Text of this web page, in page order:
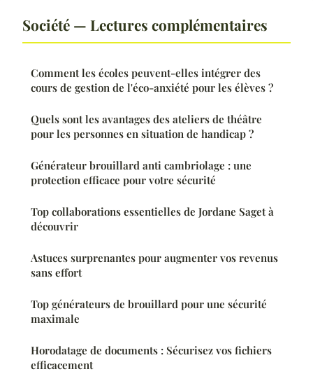
Société — Lectures complémentaires
Comment les écoles peuvent-elles intégrer des
cours de gestion de l'éco-anxiété pour les élèves ?
Quels sont les avantages des ateliers de théâtre
pour les personnes en situation de handicap ?
Générateur brouillard anti cambriolage : une
protection efficace pour votre sécurité
Top collaborations essentielles de Jordane Saget à
découvrir
Astuces surprenantes pour augmenter vos revenus
sans effort
Top générateurs de brouillard pour une sécurité
maximale
Horodatage de documents : Sécurisez vos fichiers
efficacement